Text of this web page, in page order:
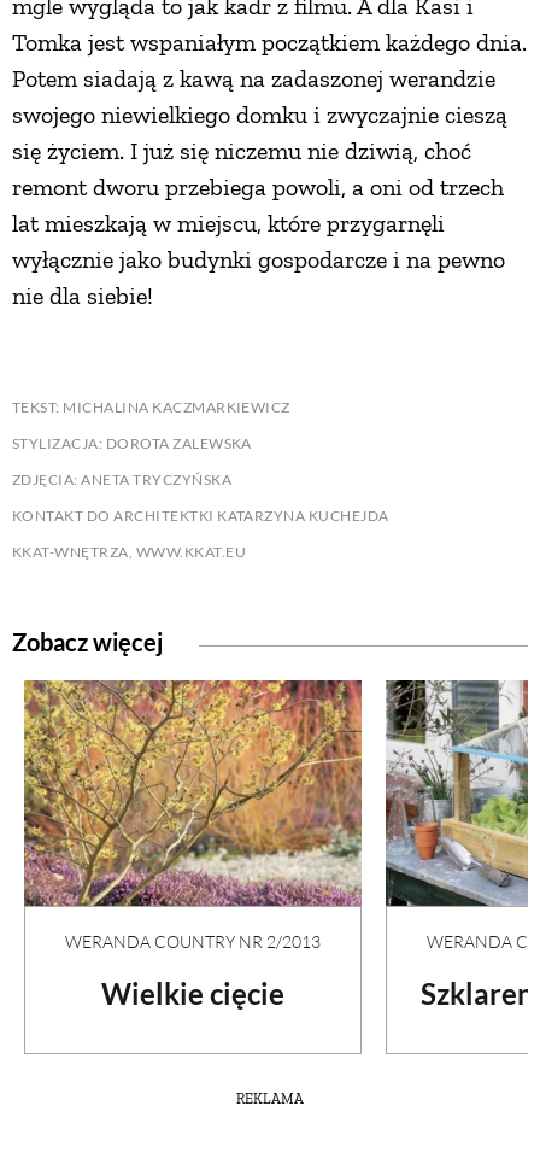
mgle wygląda to jak kadr z filmu. A dla Kasi i
Tomka jest wspaniałym początkiem każdego dnia.
Potem siadają z kawą na zadaszonej werandzie
swojego niewielkiego domku i zwyczajnie cieszą
się życiem. I już się niczemu nie dziwią, choć
remont dworu przebiega powoli, a oni od trzech
lat mieszkają w miejscu, które przygarnęli
wyłącznie jako budynki gospodarcze i na pewno
nie dla siebie!
TEKST: MICHALINA KACZMARKIEWICZ
STYLIZACJA: DOROTA ZALEWSKA
ZDJĘCIA: ANETA TRYCZYŃSKA
KONTAKT DO ARCHITEKTKI KATARZYNA KUCHEJDA
KKAT-WNĘTRZA, WWW.KKAT.EU
Zobacz więcej
WERANDA COUNTRY NR 2/2013
Wielkie cięcie
WERANDA
REKLAMA